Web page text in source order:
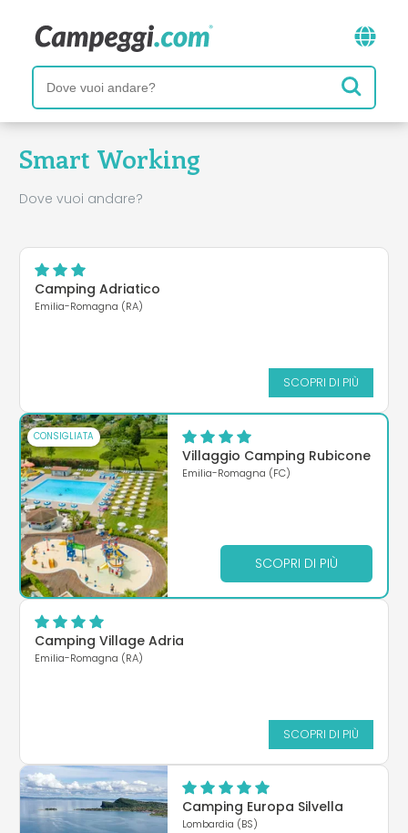
Smart Working
Dove vuoi andare?
Camping Adriatico
Emilia-Romagna (RA)
SCOPRI DI PIÙ
CONSIGLIATA
Villaggio Camping Rubicone
Emilia-Romagna (FC)
SCOPRI DI PIÙ
Camping Village Adria
Emilia-Romagna (RA)
SCOPRI DI PIÙ
Camping Europa Silvella
Lombardia (BS)